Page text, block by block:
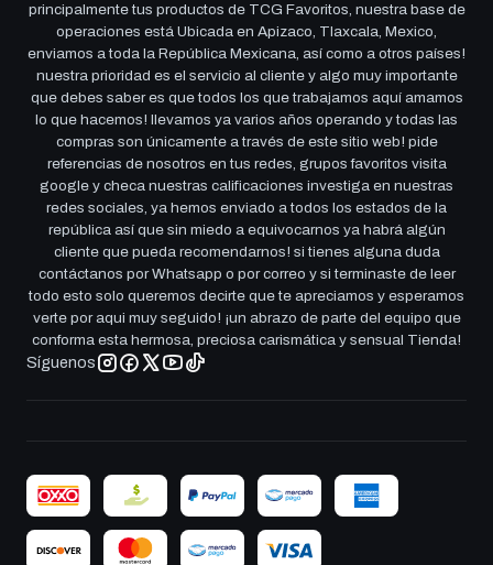
principalmente tus productos de TCG Favoritos, nuestra base de
operaciones está Ubicada en Apizaco, Tlaxcala, Mexico,
enviamos a toda la República Mexicana, así como a otros países!
nuestra prioridad es el servicio al cliente y algo muy importante
que debes saber es que todos los que trabajamos aquí amamos
lo que hacemos! llevamos ya varios años operando y todas las
compras son únicamente a través de este sitio web! pide
referencias de nosotros en tus redes, grupos favoritos visita
google y checa nuestras calificaciones investiga en nuestras
redes sociales, ya hemos enviado a todos los estados de la
república así que sin miedo a equivocarnos ya habrá algún
cliente que pueda recomendarnos! si tienes alguna duda
contáctanos por Whatsapp o por correo y si terminaste de leer
todo esto solo queremos decirte que te apreciamos y esperamos
verte por aqui muy seguido! ¡un abrazo de parte del equipo que
conforma esta hermosa, preciosa carismática y sensual Tienda!
Síguenos